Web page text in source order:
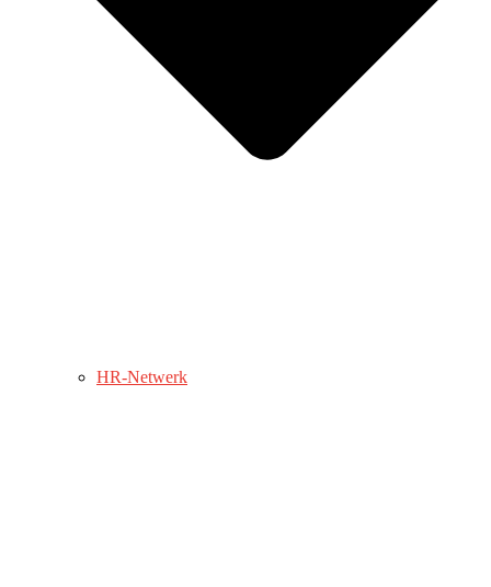
HR-Netwerk